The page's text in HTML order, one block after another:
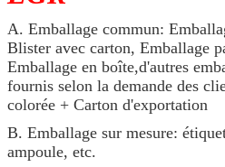
A. Emballage commun:
Blister avec carton, Emballage
Emballage en boîte,d'autres
fournis selon la demande des
colorée + Carton d'exportation
B. Emballage sur mesure:
ampoule, etc.